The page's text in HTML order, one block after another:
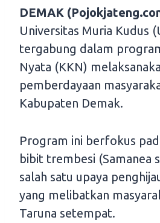
DEMAK
Universitas Muria Kudus
tergabung dalam
Nyata (KKN)
pemberdayaan
Kabupaten Demak.
Program ini berfokus
bibit trembesi (Samanea
salah satu upaya
yang melibatkan
Taruna setempat.